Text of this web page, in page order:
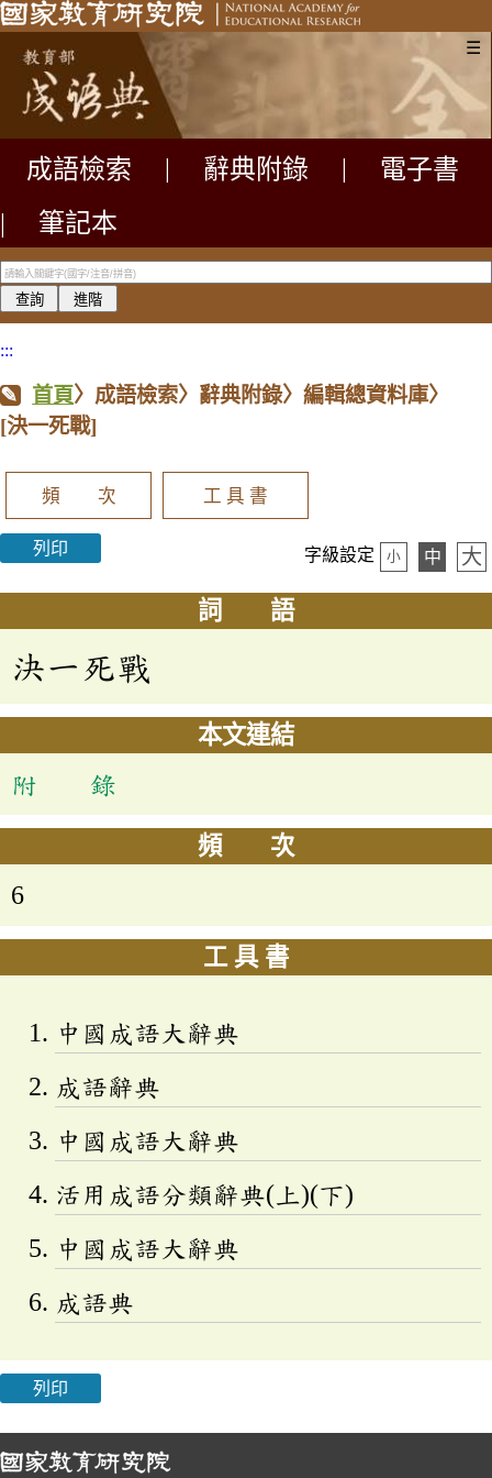
☰
成語檢索 辭典附錄
電子書
|
筆記本
:::
首頁〉成語檢索〉辭典附錄〉編輯總資料庫〉
[決一死戰]
頻 次 工 具 書
列印 字級設定 小 中 大
詞 語
決一死戰
本文連結
附 錄
頻 次
6
工 具 書
中國成語大辭典
成語辭典
中國成語大辭典
活用成語分類辭典(上)(下)
中國成語大辭典
成語典
列印